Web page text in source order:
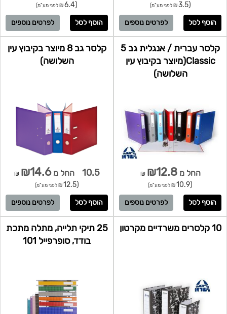
(3.5 ₪ לפני מע"מ)
לפרטים נוספים
(6.4 ₪ לפני מע"מ)
לפרטים נוספים
קלסר עברית / אנגלית גב 5
Classic(מיוצר בקיבוץ עין
השלושה)
החל מ₪12.8
₪
(10.9 ₪ לפני מע"מ)
לפרטים נוספים
קלסר גב 8 מיוצר בקיבוץ עין
השלושה)
10.5 החל מ₪14.6
₪
(12.5 ₪ לפני מע"מ)
לפרטים נוספים
10 קלסרים משרדיים מקרטון
25 תיקי תלייה, מתלה מתכת
בודד, סופרפייל 101